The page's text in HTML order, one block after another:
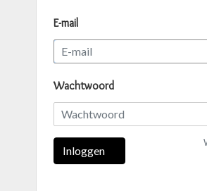
E-mail
Wachtwoord
Inloggen